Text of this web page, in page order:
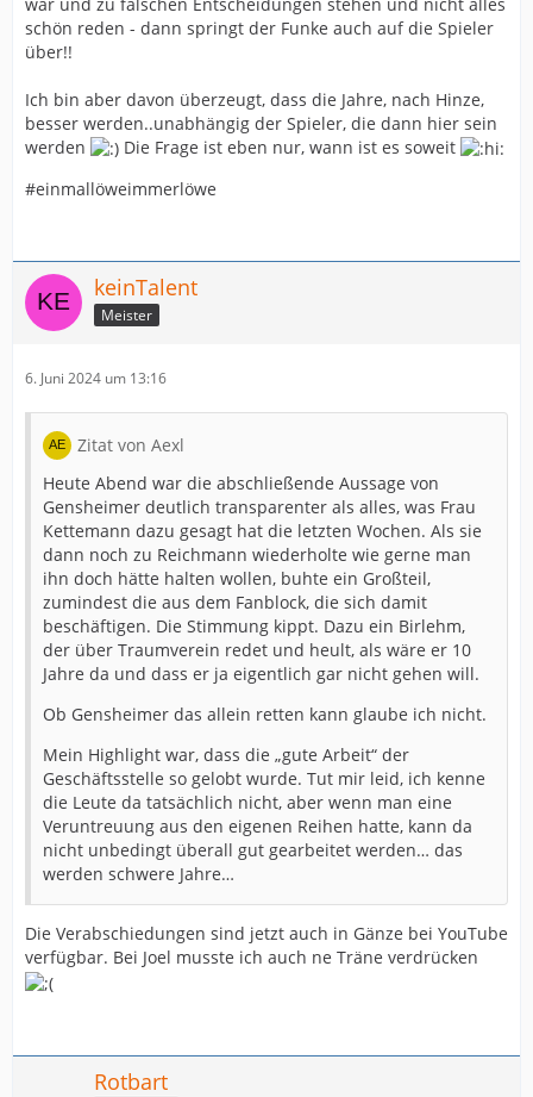
schön reden - dann springt der Funke auch auf die Spieler
über!!
Ich bin aber davon überzeugt, dass die Jahre, nach Hinze,
besser werden..unabhängig der Spieler, die dann hier sein
werden
Die Frage ist eben nur, wann ist es soweit
#einmallöweimmerlöwe
keinTalent
Meister
6. Juni 2024 um 13:16
Zitat von Aexl
Heute Abend war die abschließende Aussage von
Gensheimer deutlich transparenter als alles, was Frau
Kettemann dazu gesagt hat die letzten Wochen. Als sie
dann noch zu Reichmann wiederholte wie gerne man
ihn doch hätte halten wollen, buhte ein Großteil,
zumindest die aus dem Fanblock, die sich damit
beschäftigen. Die Stimmung kippt. Dazu ein Birlehm,
der über Traumverein redet und heult, als wäre er 10
Jahre da und dass er ja eigentlich gar nicht gehen will.
Ob Gensheimer das allein retten kann glaube ich nicht.
Mein Highlight war, dass die „gute Arbeit“ der
Geschäftsstelle so gelobt wurde. Tut mir leid, ich kenne
die Leute da tatsächlich nicht, aber wenn man eine
Veruntreuung aus den eigenen Reihen hatte, kann da
nicht unbedingt überall gut gearbeitet werden… das
werden schwere Jahre…
Die Verabschiedungen sind jetzt auch in Gänze bei YouTube
verfügbar. Bei Joel musste ich auch ne Träne verdrücken
Rotbart